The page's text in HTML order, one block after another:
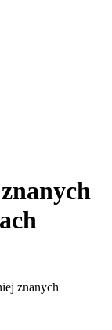
znanych